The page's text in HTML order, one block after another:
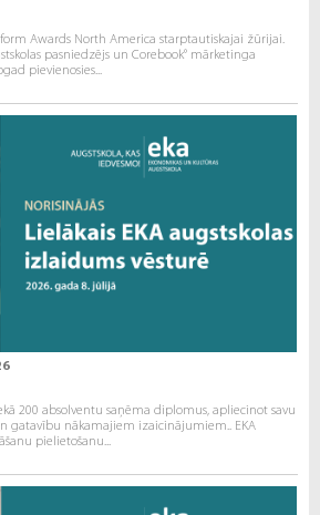
Awards North America starptautiskajai žūrijai.
pasniedzējs un Corebook° mārketinga
pievienosies...
200 absolventu saņēma diplomus, apliecinot savu
gatavību nākamajiem izaicinājumiem.. EKA
pielietošanu...